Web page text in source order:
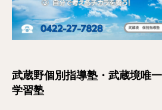
武蔵野個別指導塾・武蔵境唯
学習塾